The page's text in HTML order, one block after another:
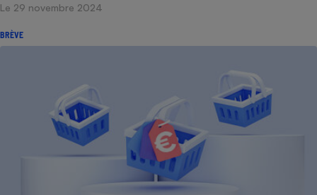
Le 29 novembre 2024
BRÈVE